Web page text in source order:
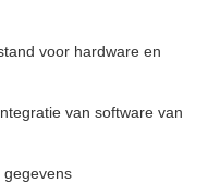
voor hardware en
van software van
gegevens